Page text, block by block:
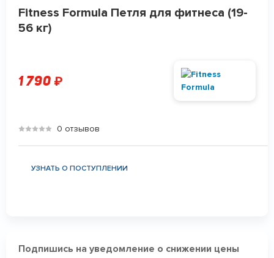
Fitness Formula Петля для фитнеса (19-
56 кг)
1 790 ₽
0 отзывов
УЗНАТЬ О ПОСТУПЛЕНИИ
Подпишись на уведомление о снижении цены